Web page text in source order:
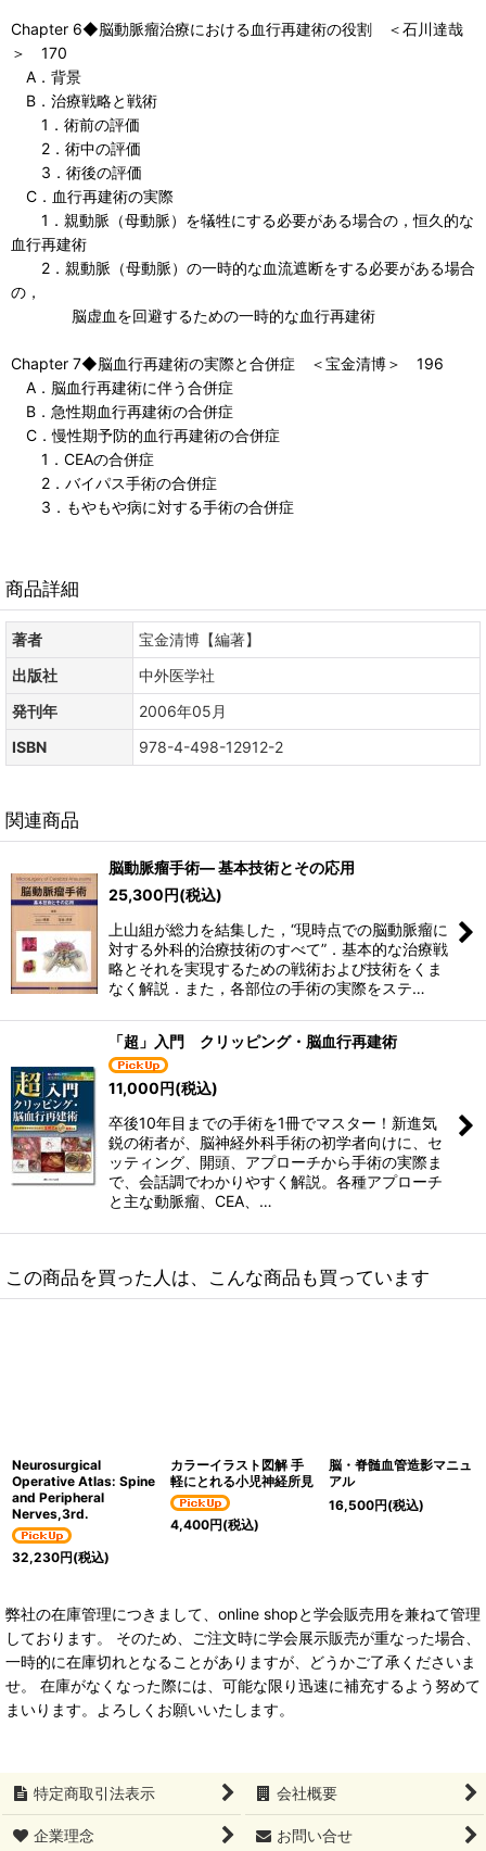
Chapter 6◆脳動脈瘤治療における血行再建術の役割 ＜石川達哉
＞ 170
A．背景
B．治療戦略と戦術
1．術前の評価
2．術中の評価
3．術後の評価
C．血行再建術の実際
1．親動脈（母動脈）を犠牲にする必要がある場合の，恒久的な
血行再建術
2．親動脈（母動脈）の一時的な血流遮断をする必要がある場合
の，
脳虚血を回避するための一時的な血行再建術
Chapter 7◆脳血行再建術の実際と合併症 ＜宝金清博＞ 196
A．脳血行再建術に伴う合併症
B．急性期血行再建術の合併症
C．慢性期予防的血行再建術の合併症
1．CEAの合併症
2．バイパス手術の合併症
3．もやもや病に対する手術の合併症
商品詳細
著者
宝金清博【編著】
出版社
中外医学社
発刊年
2006年05月
ISBN
978-4-498-12912-2
関連商品
脳動脈瘤手術― 基本技術とその応用
25,300円(税込)
上山組が総力を結集した，“現時点での脳動脈瘤に
対する外科的治療技術のすべて”．基本的な治療戦
略とそれを実現するための戦術および技術をくま
なく解説．また，各部位の手術の実際をステ…
「超」入門 クリッピング・脳血行再建術
11,000円(税込)
卒後10年目までの手術を1冊でマスター！新進気
鋭の術者が、脳神経外科手術の初学者向けに、セ
ッティング、開頭、アプローチから手術の実際ま
で、会話調でわかりやすく解説。各種アプローチ
と主な動脈瘤、CEA、…
この商品を買った人は、こんな商品も買っています
Neurosurgical
Operative Atlas: Spine
and Peripheral
Nerves,3rd.
32,230円(税込)
カラーイラスト図解 手
軽にとれる小児神経所見
4,400円(税込)
脳・脊髄血管造影マニュ
アル
16,500円(税込)
弊社の在庫管理につきまして、online shopと学会販売用を兼ねて管理
しております。 そのため、ご注文時に学会展示販売が重なった場合、
一時的に在庫切れとなることがありますが、どうかご了承くださいま
せ。 在庫がなくなった際には、可能な限り迅速に補充するよう努めて
まいります。よろしくお願いいたします。
特定商取引法表示 会社概要
企業理念 お問い合せ